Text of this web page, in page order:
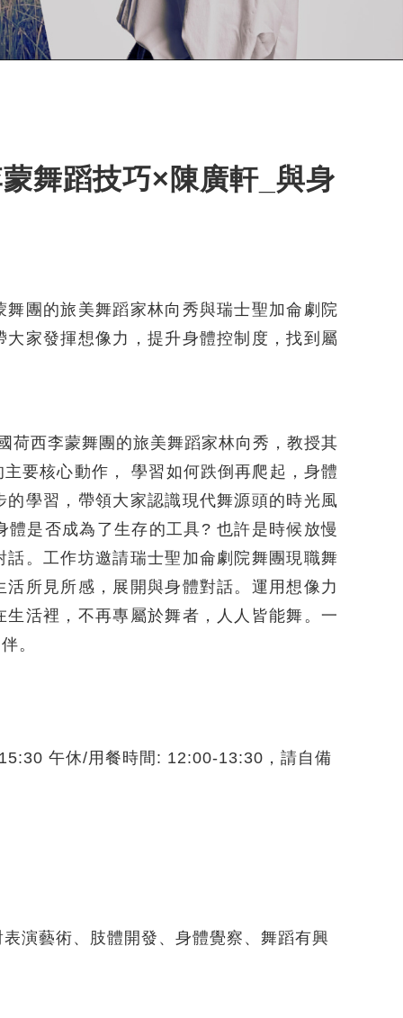
舞蹈技巧×陳廣軒_與身
團的旅美舞蹈家林向秀與瑞士聖加侖劇院
家發揮想像力，提升身體控制度，找到屬
荷西李蒙舞團的旅美舞蹈家林向秀，教授其
要核心動作， 學習如何跌倒再爬起，身體
學習，帶領大家認識現代舞源頭的時光風
是否成為了生存的工具? 也許是時候放慢
。工作坊邀請瑞士聖加侖劇院舞團現職舞
所見所感，展開與身體對話。運用想像力
活裡，不再專屬於舞者，人人皆能舞。一
。
午休/用餐時間: 12:00-13:30，請自備
演藝術、肢體開發、身體覺察、舞蹈有興